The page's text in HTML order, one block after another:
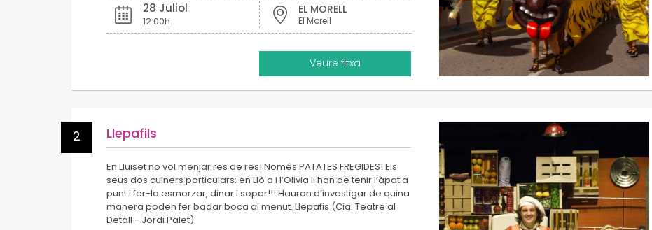
28 Juliol
12:00h
EL MORELL
El Morell
Veure fitxa
2 Llepafils
En Lluïset no vol menjar res de res! Només PATATES FREGIDES! Els
seus dos cuiners particulars: en Llò a i l’Olivia li han de tenir l’àpat a
punt i fer-lo esmorzar, dinar i sopar!!! Hauran d’investigar de quina
manera poden fer badar boca al menut. Llepafis (Cia. Teatre al
Detall - Jordi Palet)